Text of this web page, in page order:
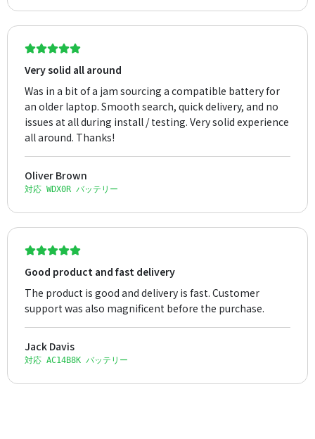
Very solid all around
Was in a bit of a jam sourcing a compatible battery for
an older laptop. Smooth search, quick delivery, and no
issues at all during install / testing. Very solid experience
all around. Thanks!
Oliver Brown
対応 WDX0R バッテリー
Good product and fast delivery
The product is good and delivery is fast. Customer
support was also magnificent before the purchase.
Jack Davis
対応 AC14B8K バッテリー